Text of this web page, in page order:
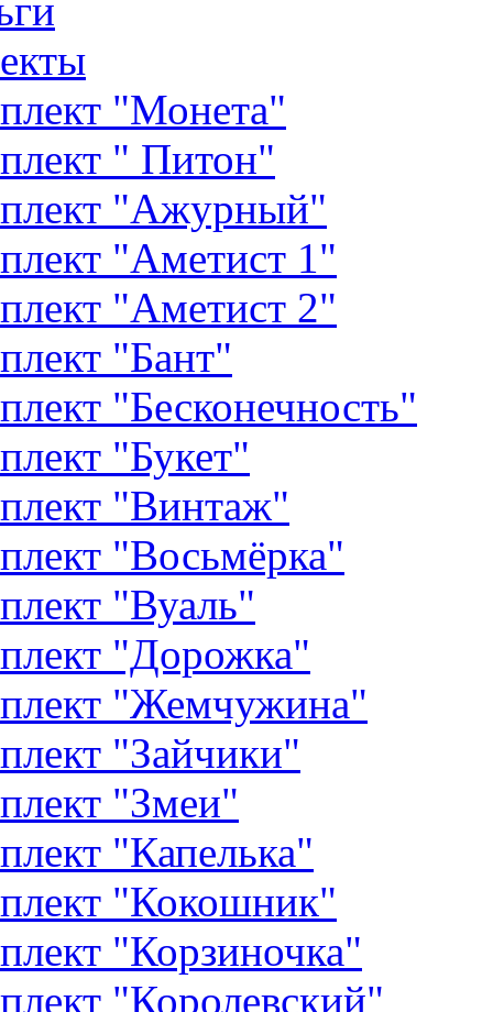
"Монета"
" Питон"
"Ажурный"
"Аметист 1"
"Аметист 2"
"Бант"
"Бесконечность"
"Букет"
"Винтаж"
"Восьмёрка"
"Вуаль"
"Дорожка"
"Жемчужина"
"Зайчики"
"Змеи"
"Капелька"
"Кокошник"
"Корзиночка"
"Королевский"